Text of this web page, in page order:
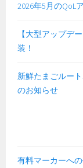
2026年5月のQoL
【大型アップデ
装！
新鮮たまごルー
のお知らせ
有料マーカーへ